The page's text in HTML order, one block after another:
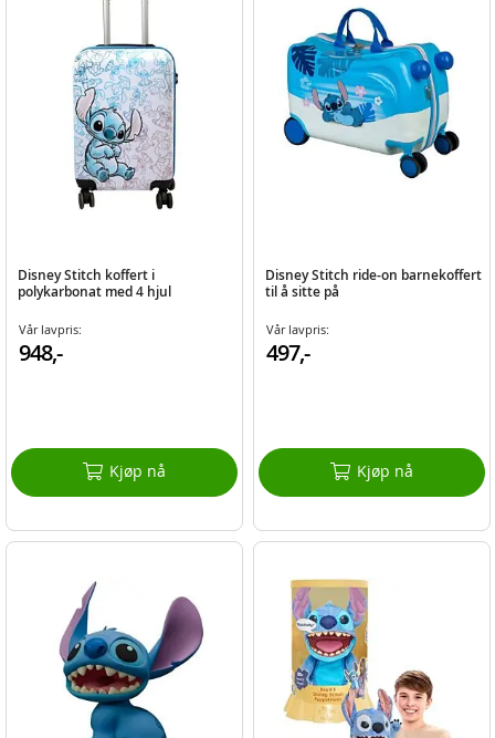
Disney Stitch koffert i
polykarbonat med 4 hjul
Vår lavpris:
948,-
Kjøp nå
Disney Stitch ride-on barnekoffert
til å sitte på
Vår lavpris:
497,-
Kjøp nå